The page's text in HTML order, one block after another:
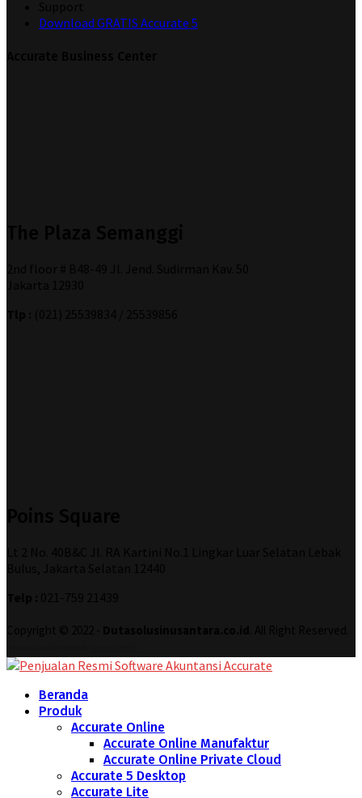
Download GRATIS Accurate 5
Beranda
Produk
Accurate Online
Accurate Online Manufaktur
Accurate Online Private Cloud
Accurate 5 Desktop
Accurate Lite